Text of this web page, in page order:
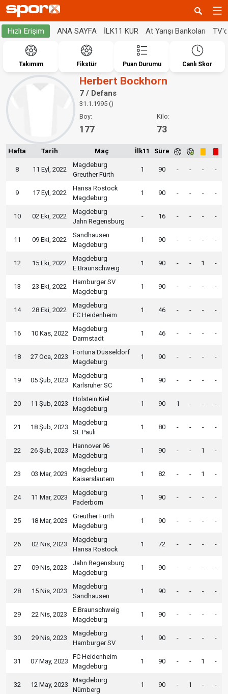
Hızlı Erişim ANA SAYFA İLK11 KUR At Yarışı Bankoları
Takımım Fikstür Puan Durumu Canlı Skor
Herbert Bockhorn
7 / Defans
31.1.1995 ()
Boy:
177
Kilo:
73
Hafta Tarih Maç İlk11 Süre
8 11 Eyl, 2022
Magdeburg
Greuther Fürth
1 90 - - - -
9 17 Eyl, 2022
Hansa Rostock
Magdeburg
1 90 - - - -
10 02 Eki, 2022
Magdeburg
Jahn Regensburg
- 16 - - - -
11 09 Eki, 2022
Sandhausen
Magdeburg
1 90 - - - -
12 15 Eki, 2022
Magdeburg
E.Braunschweig
1 90 - - 1 -
13 23 Eki, 2022
Hamburger SV
Magdeburg
1 90 - - - -
14 28 Eki, 2022
Magdeburg
FC Heidenheim
1 46 - - - -
16 10 Kas, 2022
Magdeburg
Darmstadt
1 46 - - - -
18 27 Oca, 2023
Fortuna Düsseldorf
Magdeburg
1 90 - - - -
19 05 Şub, 2023
Magdeburg
Karlsruher SC
1 90 - - - -
20 11 Şub, 2023
Holstein Kiel
Magdeburg
1 90 1 - - -
21 18 Şub, 2023
Magdeburg
St. Pauli
1 80 - - - -
22 26 Şub, 2023
Hannover 96
Magdeburg
1 90 - - 1 -
23 03 Mar, 2023
Magdeburg
Kaiserslautern
1 82 - - 1 -
24 11 Mar, 2023
Magdeburg
Paderborn
1 90 - - - -
25 18 Mar, 2023
Greuther Fürth
Magdeburg
1 90 - - - -
26 02 Nis, 2023
Magdeburg
Hansa Rostock
1 72 - - - -
27 09 Nis, 2023
Jahn Regensburg
Magdeburg
1 90 - - - -
28 15 Nis, 2023
Magdeburg
Sandhausen
1 90 - - - -
29 22 Nis, 2023
E.Braunschweig
Magdeburg
1 90 - - - -
30 29 Nis, 2023
Magdeburg
Hamburger SV
1 90 - - - -
31 07 May, 2023
FC Heidenheim
Magdeburg
1 90 - - 1 -
32 12 May, 2023
Magdeburg
Nürnberg
1 90 - 1 - -